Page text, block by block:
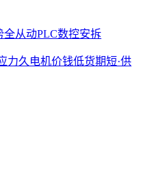
从动PLC数控安拆
力久电机价钱低货期短·供